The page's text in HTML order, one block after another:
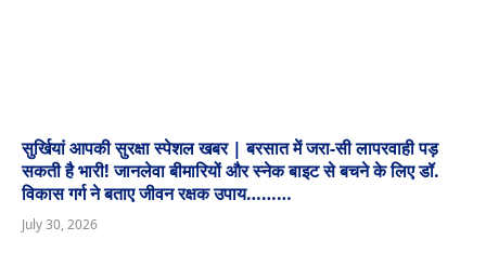
सुर्खियां आपकी सुरक्षा स्पेशल खबर | बरसात में जरा-सी लापरवाही पड़
सकती है भारी! जानलेवा बीमारियों और स्नेक बाइट से बचने के लिए डॉ.
विकास गर्ग ने बताए जीवन रक्षक उपाय………
July 30, 2026